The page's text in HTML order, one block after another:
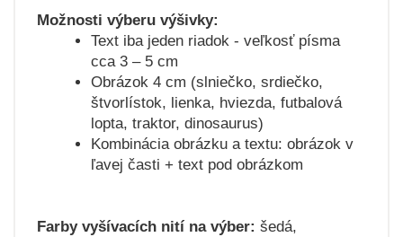
Možnosti výberu výšivky:
Text iba jeden riadok - veľkosť písma
cca 3 – 5 cm
Obrázok 4 cm (slniečko, srdiečko,
štvorlístok, lienka, hviezda, futbalová
lopta, traktor, dinosaurus)
Kombinácia obrázku a textu: obrázok v
ľavej časti + text pod obrázkom
Farby vyšívacích nití na výber: šedá,